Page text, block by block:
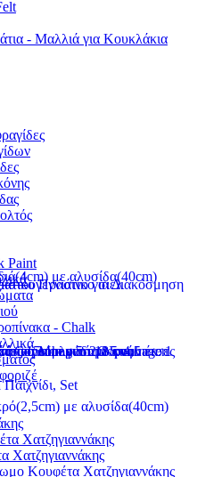
- Μαλλιά για Κουκλάκια
Paint
- Chalk
Χατζηγιαννάκης
Χατζηγιαννάκης
Κουφέτα Χατζηγιαννάκης